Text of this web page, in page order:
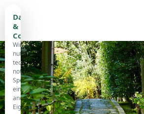
Datenschutz
&
Cookies
Wir
nutzen
technisch
notwendige
Speicherung,
eine
anonyme
Eigenstatistik